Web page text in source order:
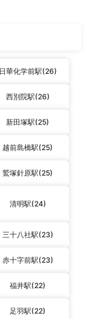
日華化学前駅(26)
西別院駅(26)
新田塚駅(25)
越前島橋駅(25)
鷲塚針原駅(25)
清明駅(24)
三十八社駅(23)
赤十字前駅(23)
福井駅(22)
足羽駅(22)